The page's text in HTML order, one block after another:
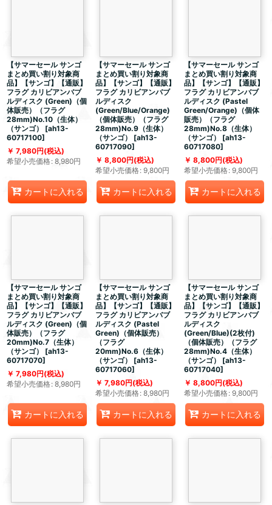
【サマーセール サンゴ
まとめ買い割り対象商
品】【サンゴ】【通販】
フラグ カリビアンバブ
ルディスク (Green)（個
体販売）（フラグ
28mm)No.10（生体）
（サンゴ）
[ah13-
60717100]
7,980円(税込)
希望小売価格: 8,980円
カートに入れる
【サマーセール サンゴ
まとめ買い割り対象商
品】【サンゴ】【通販】
フラグ カリビアンバブ
ルディスク
(Green/Blue/Orange)
（個体販売）（フラグ
28mm)No.9（生体）
（サンゴ）
[ah13-
60717090]
8,800円(税込)
希望小売価格: 9,800円
カートに入れる
【サマーセール サンゴ
まとめ買い割り対象商
品】【サンゴ】【通販】
フラグ カリビアンバブ
ルディスク (Pastel
Green/Orange)（個体
販売）（フラグ
28mm)No.8（生体）
（サンゴ）
[ah13-
60717080]
8,800円(税込)
希望小売価格: 9,800円
カートに入れる
【サマーセール サンゴ
まとめ買い割り対象商
品】【サンゴ】【通販】
フラグ カリビアンバブ
ルディスク (Green)（個
体販売）（フラグ
20mm)No.7（生体）
（サンゴ）
[ah13-
60717070]
7,980円(税込)
希望小売価格: 8,980円
カートに入れる
【サマーセール サンゴ
まとめ買い割り対象商
品】【サンゴ】【通販】
フラグ カリビアンバブ
ルディスク (Pastel
Green)（個体販売）
（フラグ
20mm)No.6（生体）
（サンゴ）
[ah13-
60717060]
7,980円(税込)
希望小売価格: 8,980円
カートに入れる
【サマーセール サンゴ
まとめ買い割り対象商
品】【サンゴ】【通販】
フラグ カリビアンバブ
ルディスク
(Green/Blue)(2枚付)
（個体販売）（フラグ
28mm)No.4（生体）
（サンゴ）
[ah13-
60717040]
8,800円(税込)
希望小売価格: 9,800円
カートに入れる